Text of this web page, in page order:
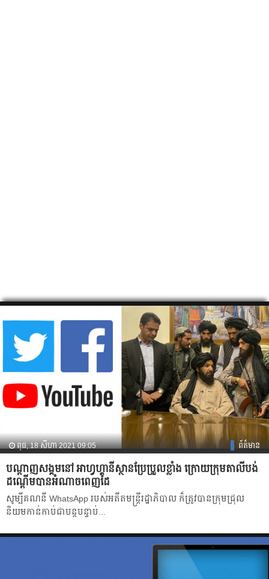
ពុធ, 18 សីហា 2021 09:05 ព័ត៌មាន
បណ្ដាញសង្គមនៅ អាហ្វហ្គានីស្ថានប្រែប្រួលខ្លាំង ក្រោយក្រុមតាលីបង់
ដណ្ដើមបានអំណាចពេញដៃ
សូម្បីគណនី WhatsApp របស់អតីតមន្រ្តីរដ្ឋាភិបាល ក៏ត្រូវបានក្រុមជ្រុល
និយមកាន់កាប់ជាបន្តបន្ទាប់...